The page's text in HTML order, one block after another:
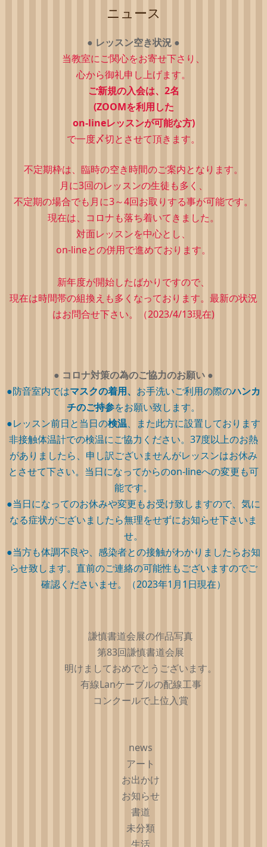
ニュース
● レッスン空き状況 ●
当教室にご関心をお寄せ下さり、
心から御礼申し上げます。
ご新規の入会は、2名
(ZOOMを利用した
on-lineレッスンが可能な方)
で一度〆切とさせて頂きます。
不定期枠は、 臨時の空き時間のご案内となります。
月に3回のレッスンの生徒も多く、
不定期の場合でも月に3～4回お取りする事が可能です。
現在は、コロナも落ち着いてきました。
対面レッスンを中心とし、
on-lineとの併用で進めております。
新年度が開始したばかりですので、
現在は時間帯の組換えも多くなっております。最新の状況
はお問合せ下さい。（2023/4/13現在)
● コロナ対策の為のご協力のお願い ●
●防音室内ではマスクの着用、 お手洗いご利用の際のハンカ
チのご持参をお願い致します。
●レッスン前日と当日の検温、また此方に設置しております
非接触体温計での検温にご協力ください。37度以上のお熱
がありましたら、申し訳ございませんがレッスンはお休み
とさせて下さい。当日になってからのon-lineへの変更も可
能です。
●当日になってのお休みや変更もお受け致しますので、気に
なる症状がございましたら無理をせずにお知らせ下さいま
せ。
●当方も体調不良や、感染者との接触がわかりましたらお知
らせ致します。直前のご連絡の可能性もございますのでご
確認くださいませ。（2023年1月1日現在）
謙慎書道会展の作品写真
第83回謙慎書道会展
明けましておめでとうございます。
有線Lanケーブルの配線工事
コンクールで上位入賞
news
アート
お出かけ
お知らせ
書道
未分類
生活